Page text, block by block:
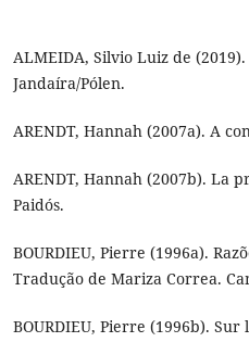
ALMEIDA, Silvio Luiz de
Jandaíra/Pólen.
ARENDT, Hannah (2007a). A
ARENDT, Hannah (2007b). La
Paidós.
BOURDIEU, Pierre (1996a).
Tradução de Mariza Correa.
BOURDIEU, Pierre (1996b).